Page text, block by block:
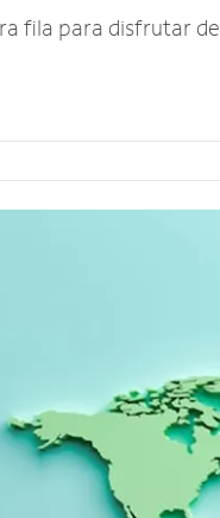
fila para disfrutar